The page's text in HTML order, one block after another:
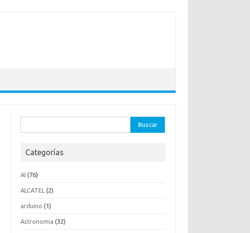
Categorías
AI (76)
ALCATEL (2)
arduino (1)
Astronomia (32)